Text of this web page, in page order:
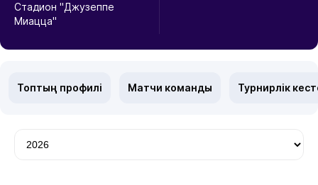
Стадион "Джузеппе
Миацца"
Топтың профилі Матчи команды Турнирлік